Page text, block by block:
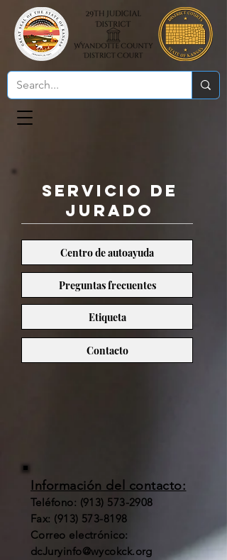
Servicio de
jurado
Centro de autoayuda
Preguntas frecuentes
Etiqueta
Contacto
Información del contacto:
Teléfono: (913) 573-2908
Fax: (913) 573-8198
Correo electrónico:
dcJuryinfo@wycokck.org